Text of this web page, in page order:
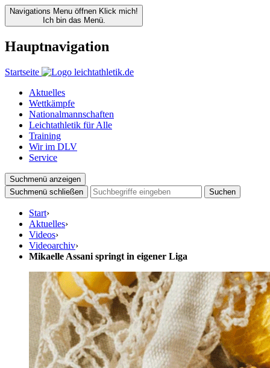
Navigations Menu öffnen Klick mich!
Ich bin das Menü.
Hauptnavigation
Startseite
Aktuelles
Wettkämpfe
Nationalmannschaften
Leichtathletik für Alle
Training
Wir im DLV
Service
Suchmenü anzeigen
Suchmenü schließen
Suchen
Start›
Aktuelles›
Videos›
Videoarchiv›
Mikaelle Assani springt in eigener Liga